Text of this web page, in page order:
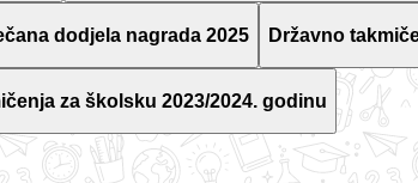
dodjela nagrada 2025 Državno
za školsku 2023/2024. godinu